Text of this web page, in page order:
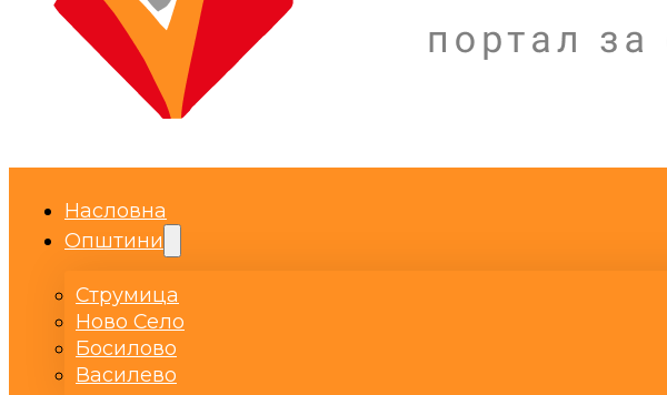
Насловна
Општини
Струмица
Ново Село
Босилово
Василево